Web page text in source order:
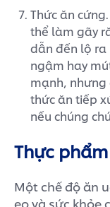
Thức ăn
thể làm gãy
dẫn đến lộ ra
ngậm hay
mạnh, nhưng
thức ăn tiếp
nếu chúng
Thực
Một chế độ ăn
eo và sức khỏe